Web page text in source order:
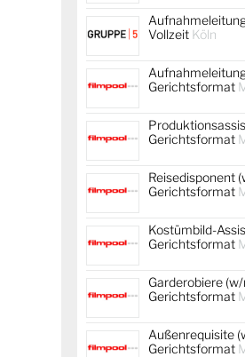
Vollzeit Köln
Gerichtsformat
Gerichtsformat
Reisedisponent
Gerichtsformat
Kostümbild-
Gerichtsformat
Garderobiere
Gerichtsformat
Außenrequisite
Gerichtsformat